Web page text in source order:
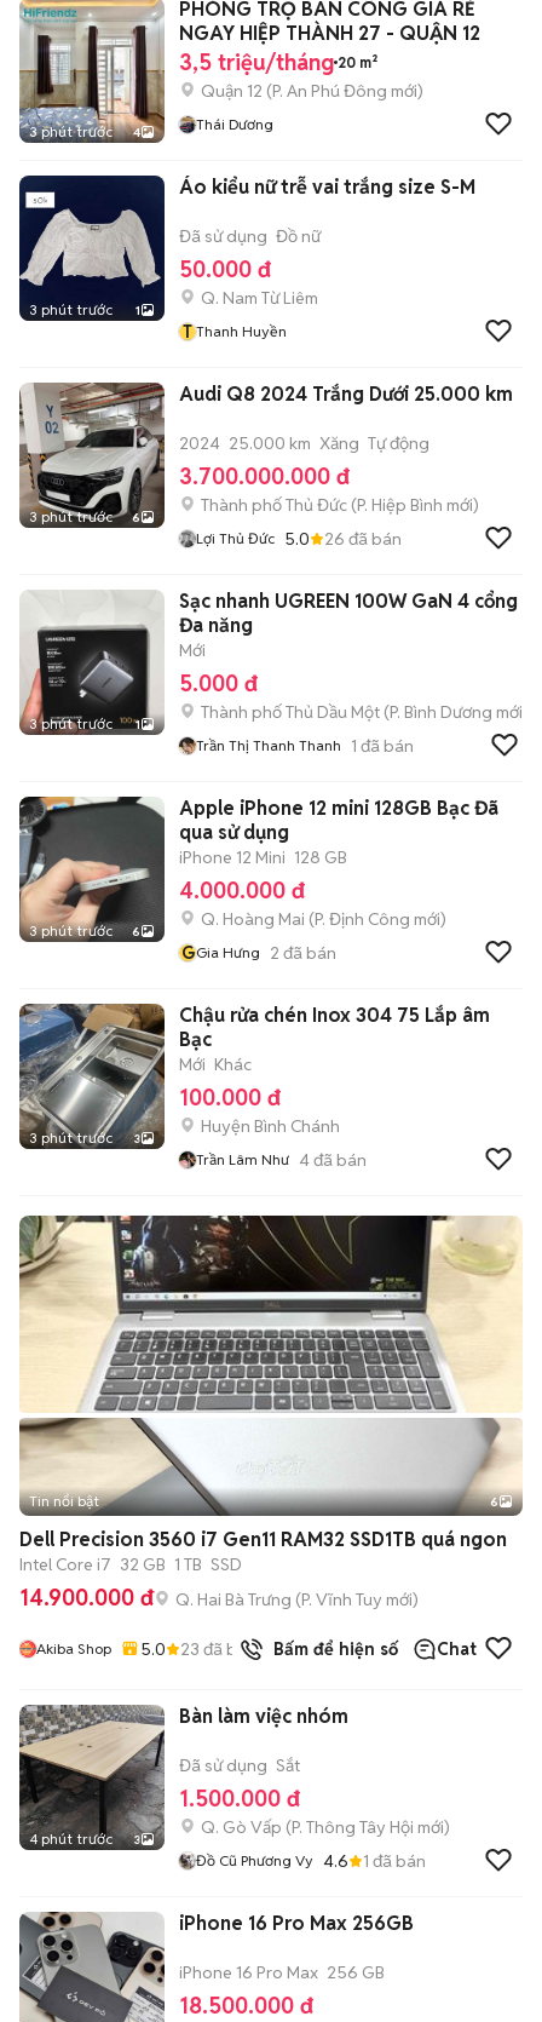
3 phút trước 4
PHÒNG TRỌ BAN CÔNG GIÁ RẺ
NGAY HIỆP THÀNH 27 - QUẬN 12
3,5 triệu/tháng 20 m²
Quận 12 (P. An Phú Đông mới)
Thái Dương
3 phút trước 1
Áo kiểu nữ trễ vai trắng size S-M
Đã sử dụng Đồ nữ
50.000 đ
Q. Nam Từ Liêm
T Thanh Huyền
3 phút trước 6
Audi Q8 2024 Trắng Dưới 25.000 km
2024 25.000 km Xăng Tự động
3.700.000.000 đ
Thành phố Thủ Đức (P. Hiệp Bình mới)
Lợi Thủ Đức 5.0 26 đã bán
3 phút trước 1
Sạc nhanh UGREEN 100W GaN 4 cổng
Đa năng
Mới
5.000 đ
Thành phố Thủ Dầu Một (P. Bình Dương mới)
Trần Thị Thanh Thanh 1 đã bán
3 phút trước 6
Apple iPhone 12 mini 128GB Bạc Đã
qua sử dụng
iPhone 12 Mini 128 GB
4.000.000 đ
Q. Hoàng Mai (P. Định Công mới)
GGia Hưng 2 đã bán
3 phút trước 3
Chậu rửa chén Inox 304 75 Lắp âm
Bạc
Mới Khác
100.000 đ
Huyện Bình Chánh
Trần Lâm Như 4đã bán
+2
Tin nổi bật 6
Dell Precision 3560 i7 Gen11 RAM32 SSD1TB quá ngon
Intel Core i7 32 GB 1 TB SSD
14.900.000 đ Q. Hai Bà Trưng (P. Vĩnh Tuy mới)
Akiba Shop 5.0 23 đã bán Bấm để hiện số Chat
4 phút trước 3
Bàn làm việc nhóm
Đã sử dụng Sắt
1.500.000 đ
Q. Gò Vấp (P. Thông Tây Hội mới)
Đồ Cũ Phương Vy 4.6 1 đã bán
iPhone 16 Pro Max 256GB
iPhone 16 Pro Max 256 GB
18.500.000 đ